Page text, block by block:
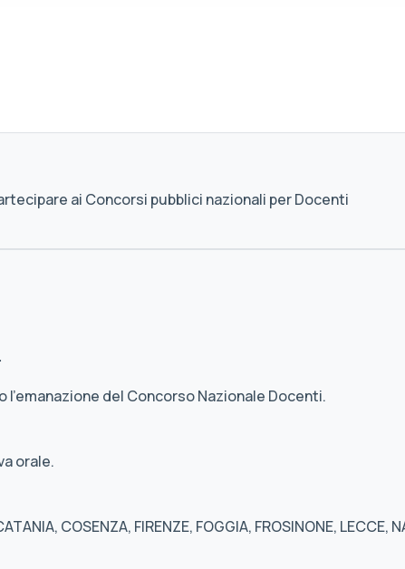
ai Concorsi pubblici nazionali per Docenti
del Concorso Nazionale Docenti.
orale.
COSENZA, FIRENZE, FOGGIA, FROSINONE, LECCE,